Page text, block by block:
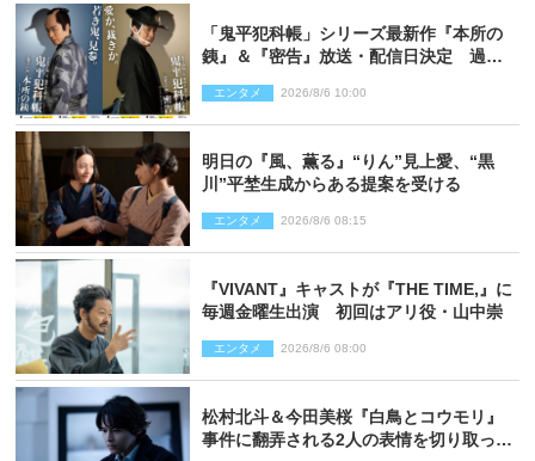
「鬼平犯科帳」シリーズ最新作『本所の
銕』＆『密告』放送・配信日決定 過去
エンタメ 2026/8/6 10:00
明日の『風、薫る』“りん”見上愛、“黒
川”平埜生成からある提案を受ける
エンタメ 2026/8/6 08:15
『VIVANT』キャストが『THE TIME,』に
毎週金曜生出演 初回はアリ役・山中崇
エンタメ 2026/8/6 08:00
松村北斗＆今田美桜『白鳥とコウモリ』
事件に翻弄される2人の表情を切り取った